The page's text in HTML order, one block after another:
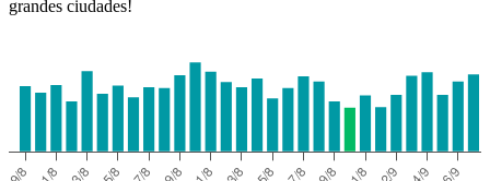
grandes ciudades!